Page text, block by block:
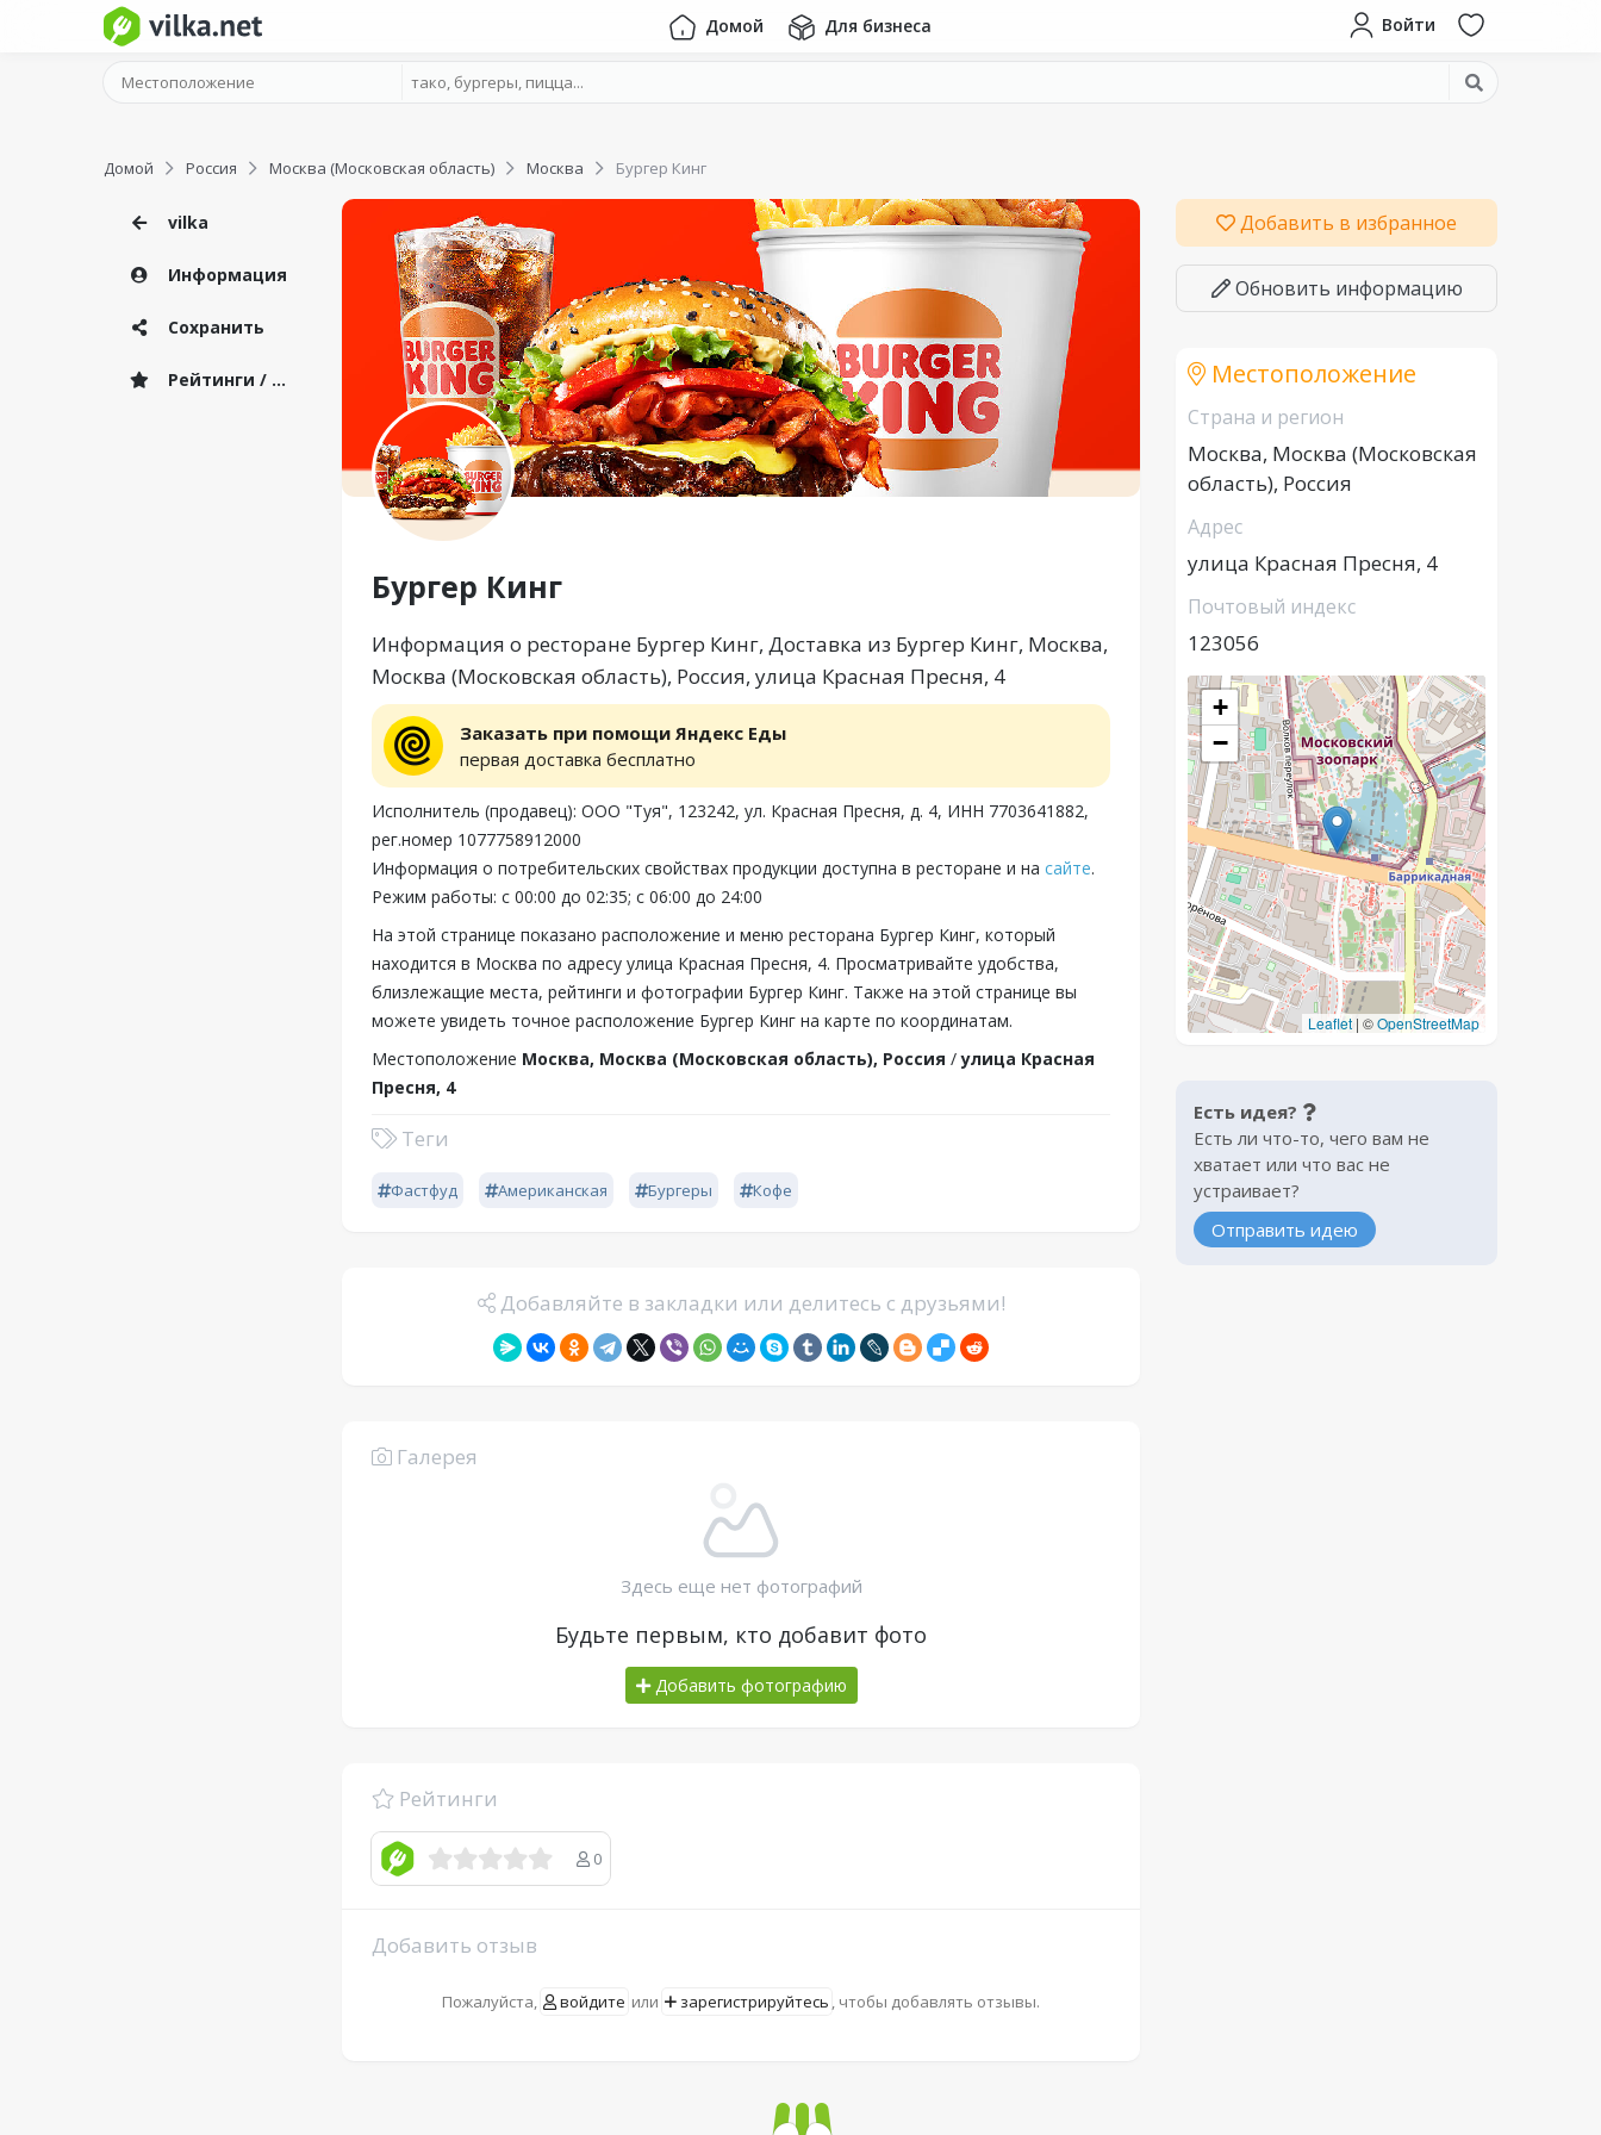
Домой Для бизнеса Войти
Домой Россия Москва (Московская область) Москва Бургер Кинг
vilka
Информация
Сохранить
Рейтинги / Отзывы
Бургер Кинг
Информация о ресторане Бургер Кинг, Доставка из Бургер Кинг, Москва,
Москва (Московская область), Россия, улица Красная Пресня, 4
Заказать при помощи Яндекс Еды
первая доставка бесплатно
Исполнитель (продавец): ООО "Туя", 123242, ул. Красная Пресня, д. 4, ИНН 7703641882,
рег.номер 1077758912000
Информация о потребительских свойствах продукции доступна в ресторане и на сайте.
Режим работы: с 00:00 до 02:35; с 06:00 до 24:00
На этой странице показано расположение и меню ресторана Бургер Кинг, который
находится в Москва по адресу улица Красная Пресня, 4. Просматривайте удобства,
близлежащие места, рейтинги и фотографии Бургер Кинг. Также на этой странице вы
можете увидеть точное расположение Бургер Кинг на карте по координатам.
Местоположение Москва, Москва (Московская область), Россия /улица Красная
Пресня, 4
Теги
Фастфуд Американская Бургеры Кофе
Добавляйте в закладки или делитесь с друзьями!
Галерея
Здесь еще нет фотографий
Будьте первым, кто добавит фото
Добавить фотографию
Рейтинги
0
Добавить отзыв
Пожалуйста, войдите или зарегистрируйтесь , чтобы добавлять отзывы.
Добавить в избранное
Обновить информацию
Местоположение
Страна и регион
Москва, Москва (Московская
область), Россия
Адрес
улица Красная Пресня, 4
Почтовый индекс
123056
+
−
Leaflet | ©OpenStreetMap
Есть идея?
Есть ли что-то, чего вам не
хватает или что вас не
устраивает?
Отправить идею